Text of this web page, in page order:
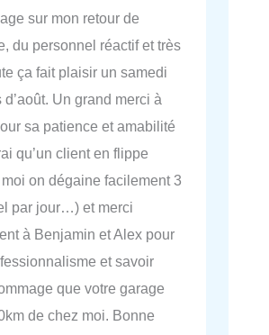
sur mon retour de
du personnel réactif et très
ça fait plaisir un samedi
d’août. Un grand merci à
sa patience et amabilité
qu’un client en flippe
on dégaine facilement 3
par jour…) et merci
à Benjamin et Alex pour
et savoir
que votre garage
de chez moi. Bonne